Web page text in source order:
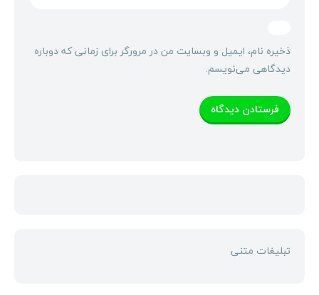
ذخیره نام، ایمیل و وبسایت من در مرورگر برای زمانی که دوباره
دیدگاهی می‌نویسم.
تبلیغات متنی